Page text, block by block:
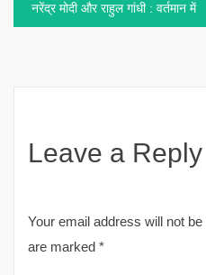
नरेंद्र मोदी और राहुल गांधी : वर्तमान में
Leave a Reply
Your email address will not be
are marked *